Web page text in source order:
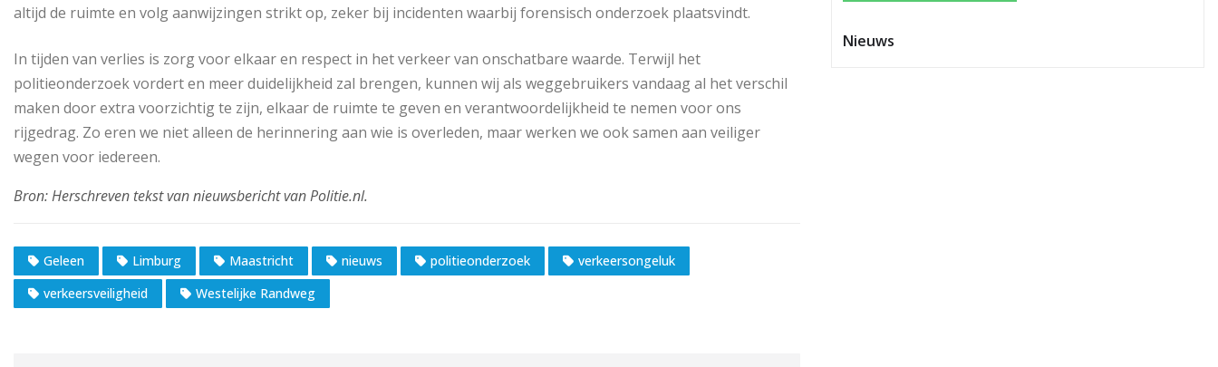
altijd de ruimte en volg aanwijzingen strikt op, zeker bij incidenten waarbij forensisch onderzoek plaatsvindt.
In tijden van verlies is zorg voor elkaar en respect in het verkeer van onschatbare waarde. Terwijl het
politieonderzoek vordert en meer duidelijkheid zal brengen, kunnen wij als weggebruikers vandaag al het verschil
maken door extra voorzichtig te zijn, elkaar de ruimte te geven en verantwoordelijkheid te nemen voor ons
rijgedrag. Zo eren we niet alleen de herinnering aan wie is overleden, maar werken we ook samen aan veiliger
wegen voor iedereen.
Geleen Limburg Maastricht nieuws politieonderzoek
verkeersongeluk
verkeersveiligheid
Westelijke Randweg
Nieuws